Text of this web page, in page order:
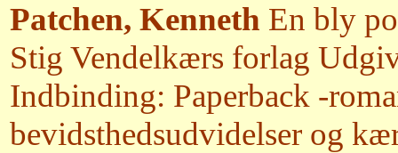
Patchen, Kenneth En bly
Stig Vendelkærs forlag
Indbinding: Paperback -
bevidsthedsudvidelser og